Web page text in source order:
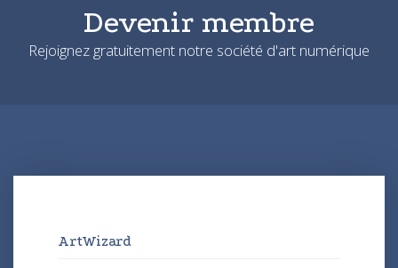
Devenir membre
Rejoignez gratuitement notre société d'art numérique
ArtWizard